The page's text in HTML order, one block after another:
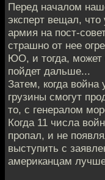
Перед началом
эксперт вещал, что
армия на пост-
страшно от нее
ЮО, и тогда, может
пойдет дальше...
Затем, когда война
грузины смогут
то, с генералом
Когда 11 числа
пропал, и не
выступить с
американцам